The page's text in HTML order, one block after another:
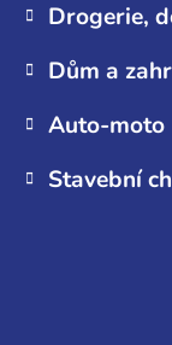
Drogerie,
Dům a
Auto-moto
Stavební